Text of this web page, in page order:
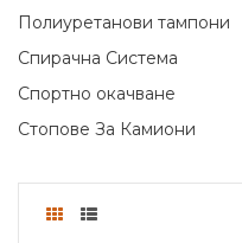
Полиуретанови тампони
Спирачна Система
Спортно окачване
Стопове За Камиони